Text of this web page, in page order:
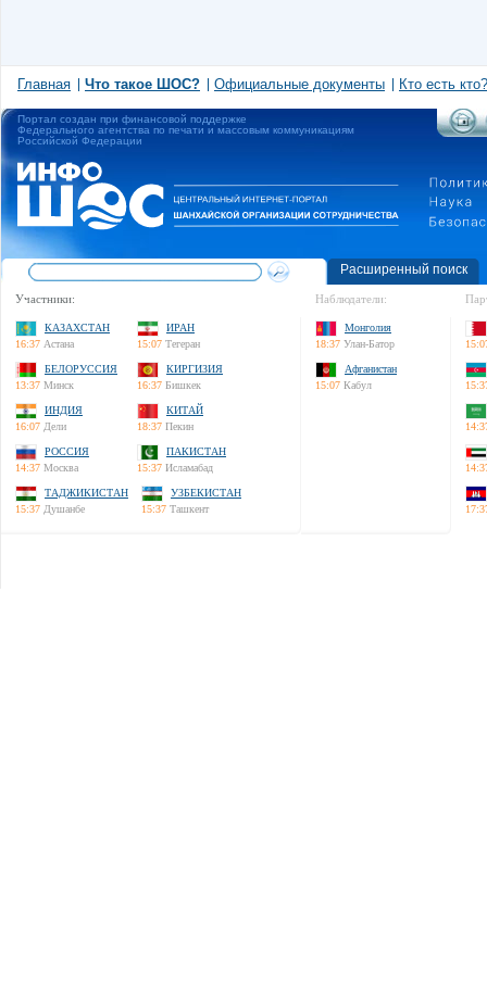
Главная Что такое ШОС? Официальные документы Кто есть кто?
Портал создан при финансовой поддержке
Федерального агентства по печати и массовым коммуникациям
Российской Федерации
Расширенный поиск
Участники:
КАЗАХСТАН
16:37 Астана
ИРАН
15:07 Тегеран
БЕЛОРУССИЯ
13:37 Минск
КИРГИЗИЯ
16:37 Бишкек
ИНДИЯ
16:07 Дели
КИТАЙ
18:37 Пекин
РОССИЯ
14:37 Москва
ПАКИСТАН
15:37 Исламабад
ТАДЖИКИСТАН
15:37 Душанбе
УЗБЕКИСТАН
15:37 Ташкент
Наблюдатели:
Монголия
18:37 Улан-Батор
Афганистан
15:07 Кабул